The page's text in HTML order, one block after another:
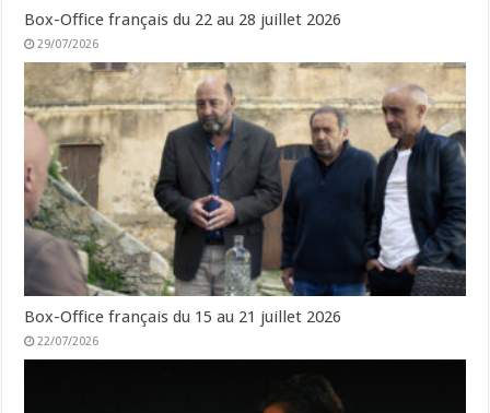
Box-Office français du 22 au 28 juillet 2026
29/07/2026
Box-Office français du 15 au 21 juillet 2026
22/07/2026